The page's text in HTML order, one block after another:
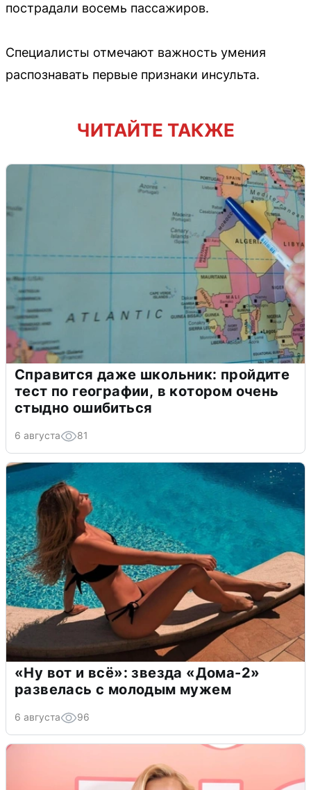
пострадали восемь пассажиров.
Специалисты отмечают важность умения
распознавать первые признаки инсульта.
ЧИТАЙТЕ ТАКЖЕ
Справится даже школьник: пройдите
тест по географии, в котором очень
стыдно ошибиться
6 августа 81
«Ну вот и всё»: звезда «Дома-2»
развелась с молодым мужем
6 августа 96